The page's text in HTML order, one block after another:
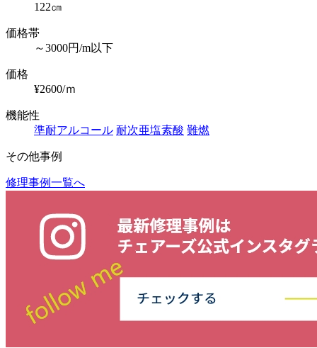
122㎝
価格帯
～3000円/m以下
価格
¥2600/ｍ
機能性
準耐アルコール 耐次亜塩素酸 難燃
その他事例
投
修理事例一覧へ